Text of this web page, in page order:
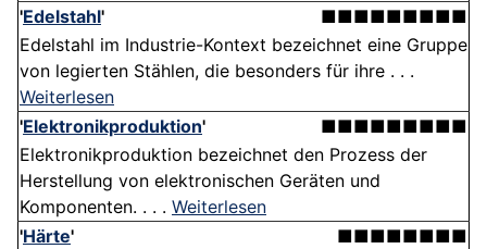
'Edelstahl'
■■■■■■■■■
Edelstahl im Industrie-Kontext bezeichnet eine Gruppe
von legierten Stählen, die besonders für ihre . . .
Weiterlesen
'Elektronikproduktion'
■■■■■■■■■
Elektronikproduktion bezeichnet den Prozess der
Herstellung von elektronischen Geräten und
Komponenten. . . . Weiterlesen
'Härte'
■■■■■■■■